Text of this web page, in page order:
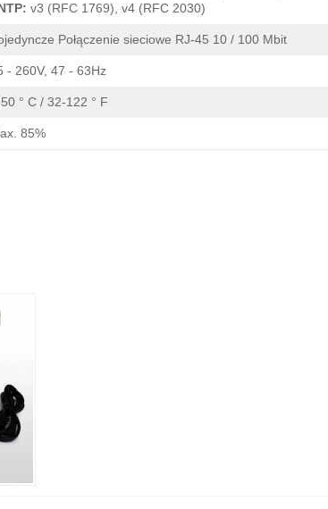
v3 (RFC 1769), v4 (RFC 2030)
Połączenie sieciowe RJ-45 10 / 100 Mbit
- 260V, 47 - 63Hz
° C / 32-122 ° F
85%